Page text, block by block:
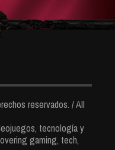
reservados. / All
tecnología y
gaming, tech,